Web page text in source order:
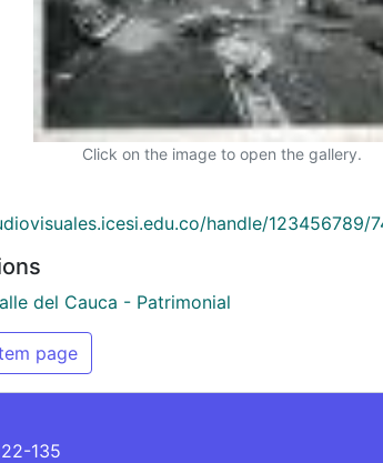
Click on the image to open the gallery.
handle/123456789/
del Cauca - Patrimonial
page
135